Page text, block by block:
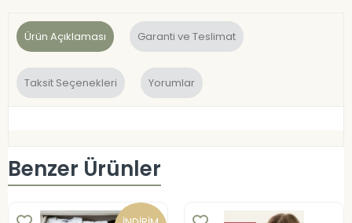
Ürün Açıklaması Garanti ve Teslimat
Taksit Seçenekleri Yorumlar
Benzer Ürünler